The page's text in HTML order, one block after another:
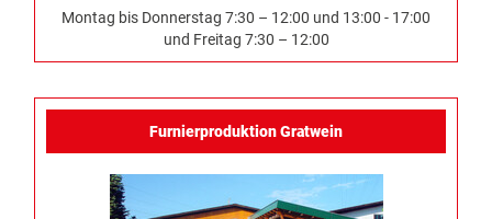
Montag bis Donnerstag 7:30 – 12:00 und 13:00 - 17:00
und Freitag 7:30 – 12:00
Furnierproduktion Gratwein